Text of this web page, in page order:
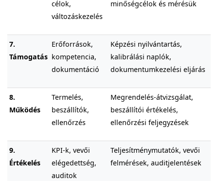
célok,
változáskezelés
minőségcélok és mérésük
7.
Támogatás
Erőforrások,
kompetencia,
dokumentáció
Képzési nyilvántartás,
kalibrálási naplók,
dokumentumkezelési eljárás
8.
Működés
Termelés,
beszállítók,
ellenőrzés
Megrendelés-átvizsgálat,
beszállítói értékelés,
ellenőrzési feljegyzések
9.
Értékelés
KPI-k, vevői
elégedettség,
auditok
Teljesítménymutatók, vevői
felmérések, auditjelentések